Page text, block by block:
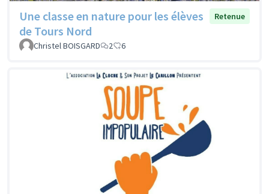
Une classe en nature pour les élèves
de Tours Nord
Retenue
Christel BOISGARD 2 6